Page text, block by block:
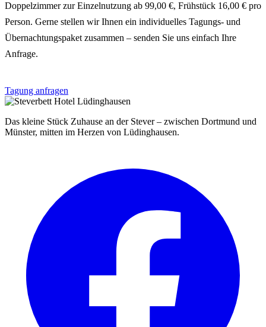
Doppelzimmer zur Einzelnutzung ab 99,00 €, Frühstück 16,00 € pro
Person. Gerne stellen wir Ihnen ein individuelles Tagungs- und
Übernachtungspaket zusammen – senden Sie uns einfach Ihre
Anfrage.
Tagung anfragen
Das kleine Stück Zuhause an der Stever – zwischen Dortmund und
Münster, mitten im Herzen von Lüdinghausen.